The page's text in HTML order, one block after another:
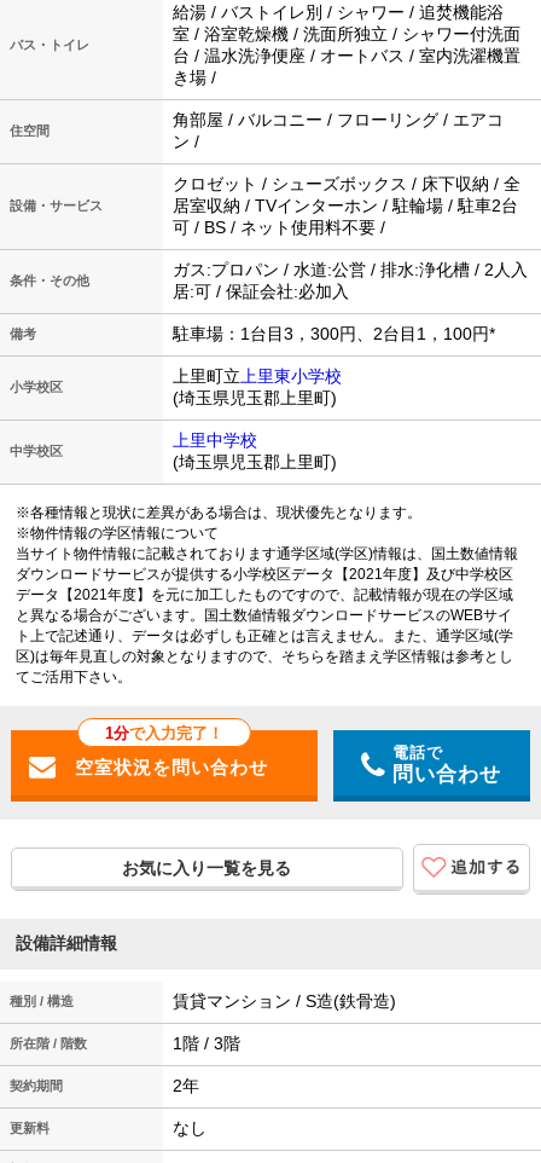
バス・トイレ
給湯 / バストイレ別 / シャワー / 追焚機能浴
室 / 浴室乾燥機 / 洗面所独立 / シャワー付洗面
台 / 温水洗浄便座 / オートバス / 室内洗濯機置
き場 /
住空間
角部屋 / バルコニー / フローリング / エアコ
ン /
設備・サービス
クロゼット / シューズボックス / 床下収納 / 全
居室収納 / TVインターホン / 駐輪場 / 駐車2台
可 / BS / ネット使用料不要 /
条件・その他
ガス:プロパン / 水道:公営 / 排水:浄化槽 / 2人入
居:可 / 保証会社:必加入
備考 駐車場：1台目3，300円、2台目1，100円*
小学校区
上里町立 上里東小学校
(埼玉県児玉郡上里町)
中学校区
上里中学校
(埼玉県児玉郡上里町)
※各種情報と現状に差異がある場合は、現状優先となります。
※物件情報の学区情報について
当サイト物件情報に記載されております通学区域(学区)情報は、国土数値情報
ダウンロードサービスが提供する小学校区データ【2021年度】及び中学校区
データ【2021年度】を元に加工したものですので、記載情報が現在の学区域
と異なる場合がございます。国土数値情報ダウンロードサービスのWEBサイ
ト上で記述通り、データは必ずしも正確とは言えません。また、通学区域(学
区)は毎年見直しの対象となりますので、そちらを踏まえ学区情報は参考とし
てご活用下さい。
1分で入力完了！
電話で
問い合わせ
お気に入り一覧を見る
設備詳細情報
種別 / 構造 賃貸マンション / S造(鉄骨造)
所在階 / 階数 1階 / 3階
契約期間 2年
更新料 なし